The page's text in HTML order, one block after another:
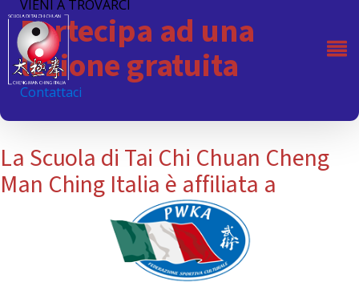
VIENI A TROVARCI
Partecipa ad una
lezione gratuita
Contattaci
La Scuola di Tai Chi Chuan Cheng
Man Ching Italia è affiliata a